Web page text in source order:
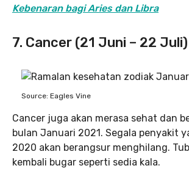
Kebenaran bagi Aries dan Libra
7. Cancer (21 Juni – 22 Juli)
Source: Eagles Vine
Cancer juga akan merasa sehat dan
bulan Januari 2021. Segala penyakit
2020 akan berangsur menghilang.
kembali bugar seperti sedia kala.